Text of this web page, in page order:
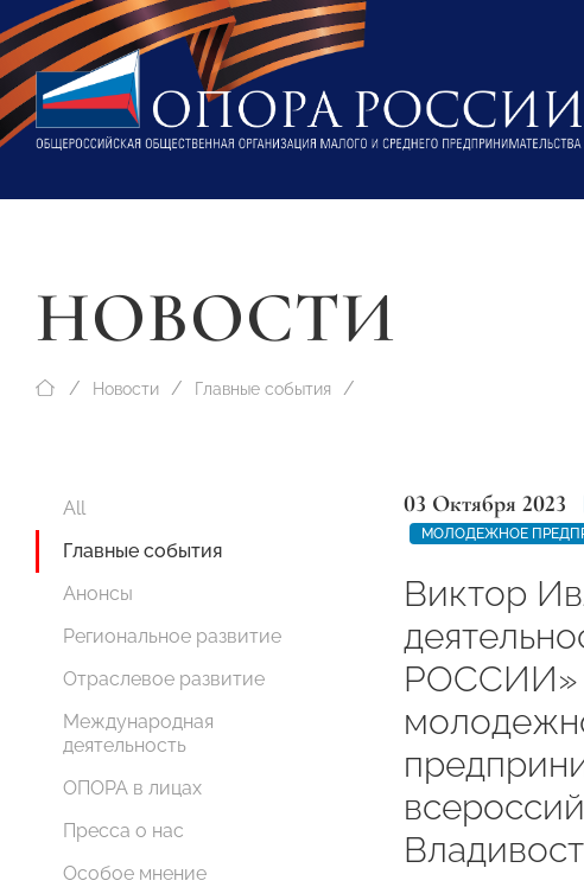
НОВОСТИ
Новости Главные события
All
Главные события
Анонсы
Региональное развитие
Отраслевое развитие
Международная
деятельность
ОПОРА в лицах
Пресса о нас
Особое мнение
03 Октября 2023
МОЛОДЕЖНОЕ
Виктор
РОССИИ»